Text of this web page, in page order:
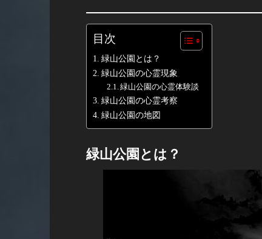
目次
緑山公園とは？
緑山公園の心霊現象
緑山公園の心霊体験談
緑山公園の心霊考察
緑山公園の地図
緑山公園とは？